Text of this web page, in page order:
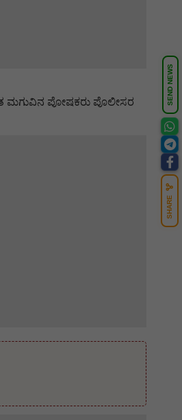
ಮಗುವಿನ ಪೋಷಕರು ಪೊಲೀಸರ
SEND NEWS
SHARE